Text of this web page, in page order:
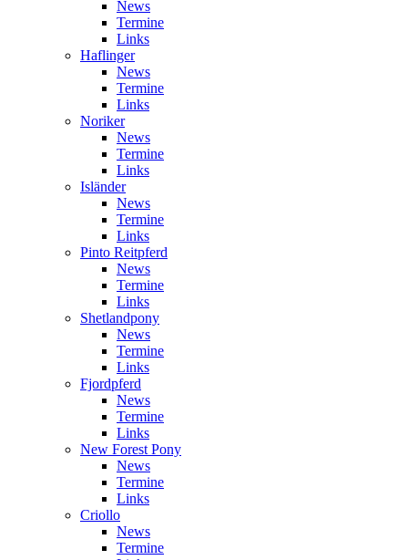
News
Termine
Links
Haflinger
News
Termine
Links
Noriker
News
Termine
Links
Isländer
News
Termine
Links
Pinto Reitpferd
News
Termine
Links
Shetlandpony
News
Termine
Links
Fjordpferd
News
Termine
Links
New Forest Pony
News
Termine
Links
Criollo
News
Termine